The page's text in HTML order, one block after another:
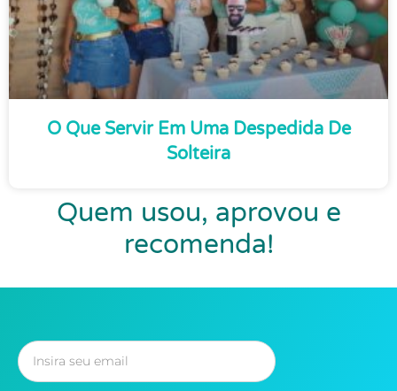
O Que Servir Em Uma Despedida De
Solteira
Quem usou, aprovou e
recomenda!